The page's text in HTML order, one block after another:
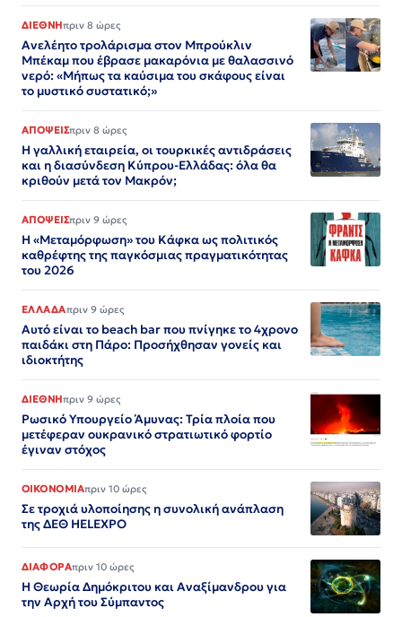
ΔΙΕΘΝΗπριν 8 ώρες
Ανελέητο τρολάρισμα στον Μπρούκλιν
Μπέκαμ που έβρασε μακαρόνια με θαλασσινό
νερό: «Μήπως τα καύσιμα του σκάφους είναι
το μυστικό συστατικό;»
ΑΠΟΨΕΙΣπριν 8 ώρες
Η γαλλική εταιρεία, οι τουρκικές αντιδράσεις
και η διασύνδεση Κύπρου-Ελλάδας: όλα θα
κριθούν μετά τον Μακρόν;
ΑΠΟΨΕΙΣπριν 9 ώρες
Η «Μεταμόρφωση» του Κάφκα ως πολιτικός
καθρέφτης της παγκόσμιας πραγματικότητας
του 2026
ΕΛΛΑΔΑπριν 9 ώρες
Αυτό είναι το beach bar που πνίγηκε το 4χρονο
παιδάκι στη Πάρο: Προσήχθησαν γονείς και
ιδιοκτήτης
ΔΙΕΘΝΗπριν 9 ώρες
Ρωσικό Υπουργείο Άμυνας: Τρία πλοία που
μετέφεραν ουκρανικό στρατιωτικό φορτίο
έγιναν στόχος
ΟΙΚΟΝΟΜΙΑπριν 10 ώρες
Σε τροχιά υλοποίησης η συνολική ανάπλαση
της ΔΕΘ HELEXPO
ΔΙΑΦΟΡΑπριν 10 ώρες
Η Θεωρία Δημόκριτου και Αναξίμανδρου για
την Αρχή του Σύμπαντος